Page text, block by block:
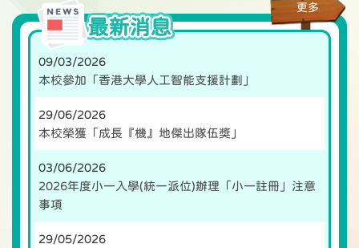
更多
最新消息
09/03/2026
本校參加「香港大學人工智能支援計劃」
29/06/2026
本校榮獲「成長『機』地傑出隊伍獎」
03/06/2026
2026年度小一入學(統一派位)辦理「小一註冊」注意
事項
29/05/2026